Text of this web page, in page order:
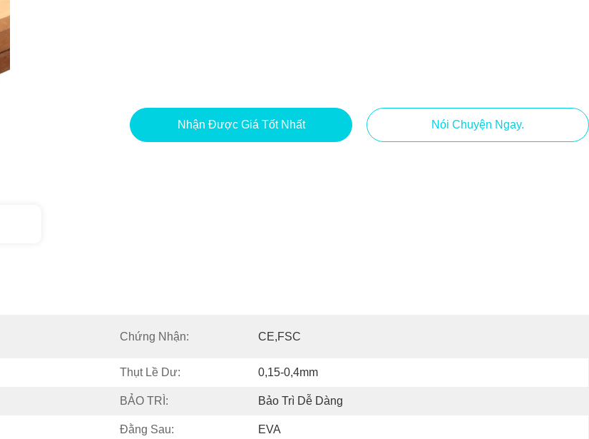
Nhận Được Giá Tốt Nhất Nói Chuyện Ngay.
Chứng Nhận: CE,FSC
Thụt Lề Dư: 0,15-0,4mm
BẢO TRÌ: Bảo Trì Dễ Dàng
Đằng Sau: EVA